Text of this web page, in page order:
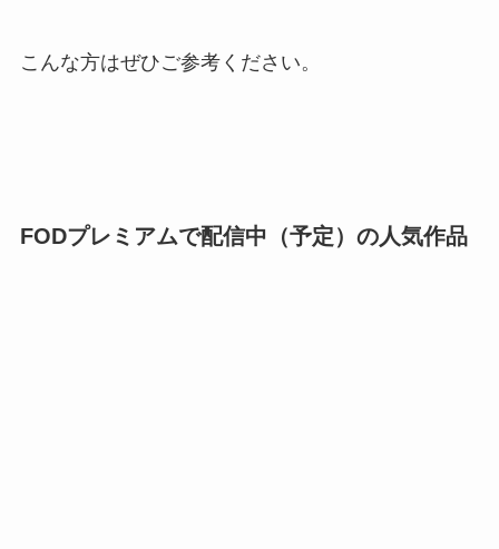
こんな方はぜひご参考ください。
FODプレミアムで配信中（予定）の人気作品